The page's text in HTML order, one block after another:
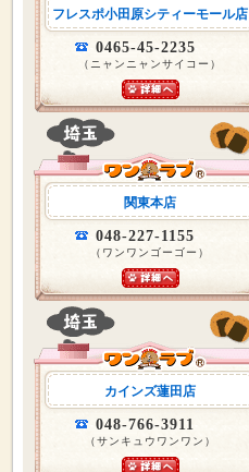
フレスポ小田原シティーモール店
0465-45-2235
（ニャンニャンサイコー）
関東本店
048-227-1155
（ワンワンゴーゴー）
カインズ蓮田店
048-766-3911
（サンキュウワンワン）